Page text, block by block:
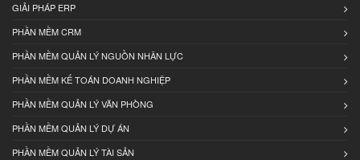
GIẢI PHÁP ERP
PHẦN MỀM CRM
PHẦN MỀM QUẢN LÝ NGUỒN NHÂN LỰC
PHẦN MỀM KẾ TOÁN DOANH NGHIỆP
PHẦN MỀM QUẢN LÝ VĂN PHÒNG
PHẦN MỀM QUẢN LÝ DỰ ÁN
PHẦN MỀM QUẢN LÝ TÀI SẢN